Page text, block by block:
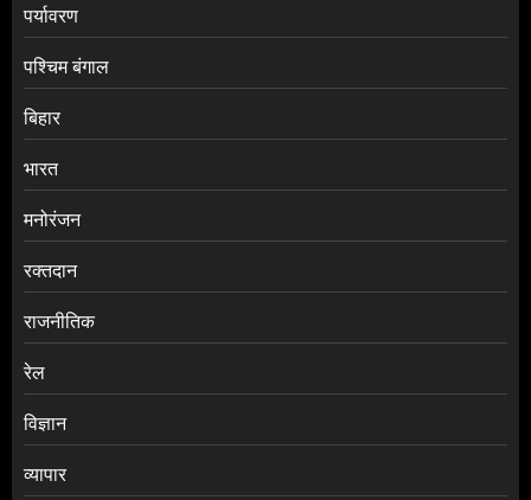
पर्यावरण
पश्चिम बंगाल
बिहार
भारत
मनोरंजन
रक्तदान
राजनीतिक
रेल
विज्ञान
व्यापार